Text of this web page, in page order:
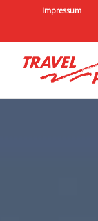
Impressum